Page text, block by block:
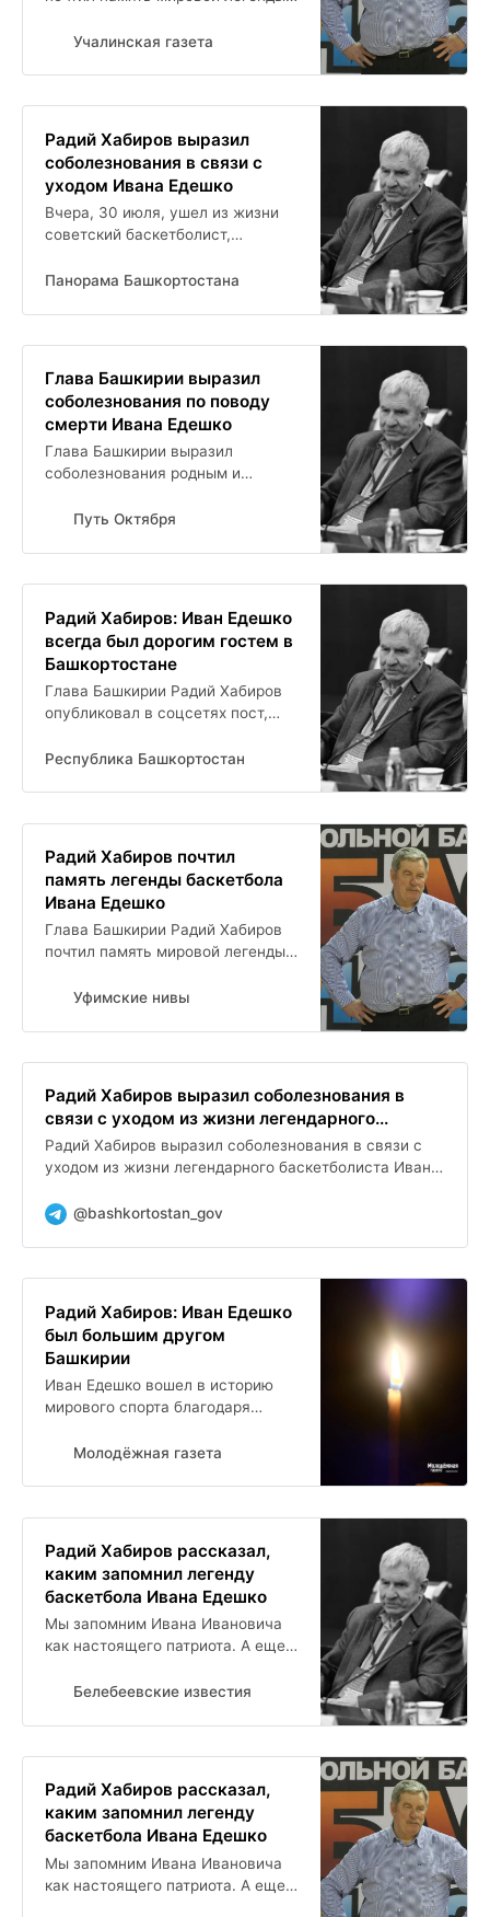
чемпиона Ивана Едешко. По его
Учалинская газета
Радий Хабиров выразил
соболезнования в связи с
уходом Ивана Едешко
Вчера, 30 июля, ушел из жизни
советский баскетболист,
Едешко. Глава Башкирии выразил
Панорама Башкортостана
Глава Башкирии выразил
соболезнования по поводу
смерти Ивана Едешко
Глава Башкирии выразил
соболезнования родным и
Едешко. - Мы запомним Ивана
Путь Октября
Радий Хабиров: Иван Едешко
всегда был дорогим гостем в
Башкортостане
Глава Башкирии Радий Хабиров
опубликовал в соцсетях пост,
прославленного баскетболиста
Республика Башкортостан
Радий Хабиров почтил
память легенды баскетбола
Ивана Едешко
Глава Башкирии Радий Хабиров
почтил память мировой легенды
чемпиона Ивана Едешко,
Уфимские нивы
Радий Хабиров выразил соболезнования в
связи с уходом из жизни легендарного...
Радий Хабиров выразил соболезнования в связи с
уходом из жизни легендарного баскетболиста Ивана
достойным примером...
@bashkortostan_gov
Радий Хабиров: Иван Едешко
был большим другом
Башкирии
Иван Едешко вошел в историю
мирового спорта благодаря
который принес сборной СССР
Молодёжная газета
Радий Хабиров рассказал,
каким запомнил легенду
баскетбола Ивана Едешко
Мы запомним Ивана Ивановича
как настоящего патриота. А еще
большого друга республики. Он
Белебеевские известия
Радий Хабиров рассказал,
каким запомнил легенду
баскетбола Ивана Едешко
Мы запомним Ивана Ивановича
как настоящего патриота. А еще